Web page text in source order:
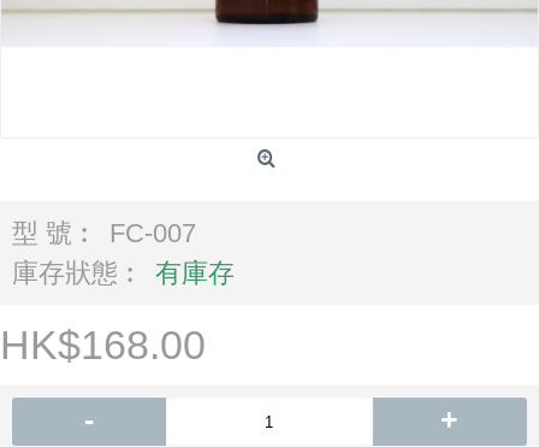
型 號︰
FC-007
庫存狀態︰
有庫存
HK$168.00
- +